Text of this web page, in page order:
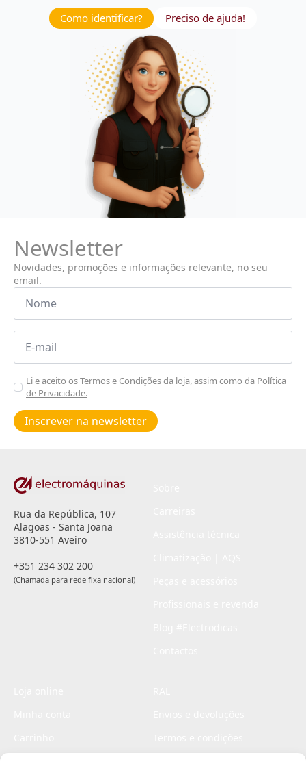
Como identificar? Preciso de ajuda!
Newsletter
Novidades, promoções e informações relevante, no seu
email.
Nome
Email
Aceitar
Poiticas
de
privacidade
Li e aceito osTermos e Condiçõesda loja, assim como da Política
de Privacidade.
Inscrever na newsletter
Rua da República, 107
Alagoas - Santa Joana
3810-551 Aveiro
+351 234 302 200
(Chamada para rede fixa nacional)